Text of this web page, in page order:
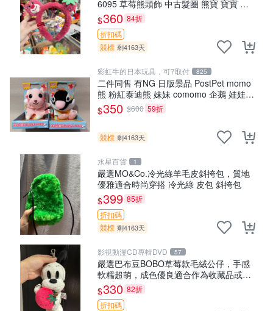
6095 草莓熊頭飾 中古髮圈 熊寶 寶寶 娃
娃熊髮箍 中古收藏 玩具髮夾
$360 84折
折扣碼
競標 剩4163天
彩虹牛的日本玩具，可7取付 825
二件同售 有NG 日版景品 PostPet momo
熊 粉紅泰迪熊 妹妹 comomo 企鵝 娃娃
布偶 手指頭 娃娃
$350 $600 59折
競標 剩4163天
水星百貨 1
嚴選MO&Co.冷光綠羊毛皮斜挎包，質地
優雅適合時尚穿搭 冷光綠 皮包 斜挎包
$399 85折
折扣碼
競標 剩4163天
影視動漫CD專輯DVD 57
嚴選巴布豆BOBO草莓款毛絨公仔，手感
軟糯超萌，成色優良適合作為收藏品或包
包配飾。可視頻確認詳情。 巴布豆 BOBO
草莓 毛絨公仔 收藏 包配飾
$330 82折
折扣碼